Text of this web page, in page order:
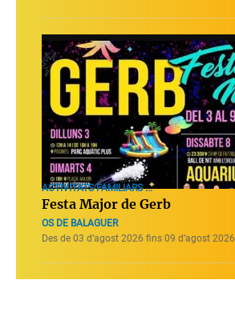
ACTIVITATS FAMILIARS ...
Festa Major de Gerb
OS DE BALAGUER
Des de 03 d’agost 2026 fins 09 d’agost 2026